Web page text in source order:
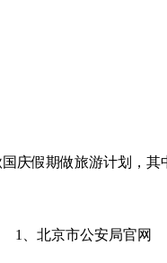
期做旅游计划，其
、北京市公安局官